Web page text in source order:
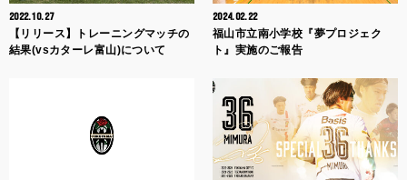
2022.10.27
【リリース】トレーニングマッチの
結果(vsカターレ富山)について
2024.02.22
福山市立南小学校『夢プロジェク
ト』実施のご報告